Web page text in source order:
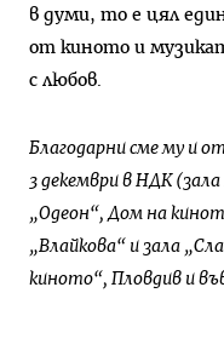
в думи, то е цял
от киното и
с любов.
Благодарни сме му и
3 декември в НДК
„Одеон“, Дом на
„Влайкова“ и зала
киното“, Пловдив и